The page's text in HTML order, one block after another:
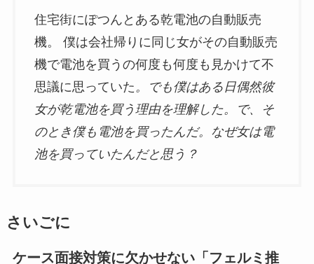
住宅街にぽつんとある乾電池の自動販売
機。 僕は会社帰りに同じ女がその自動販売
機で電池を買うの何度も何度も見かけて不
思議に思っていた 。でも僕はある日偶然彼
女が乾電池を買う理由を理解した。で、そ
のとき僕も電池を買ったんだ。なぜ女は電
池を買っていたんだと思う？
さいごに
ケース面接対策に欠かせない「フェルミ推